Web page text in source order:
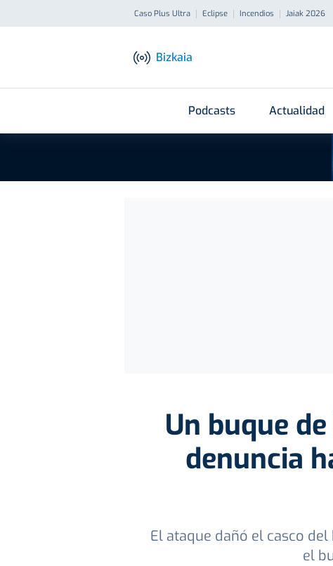
Caso Plus Ultra Eclipse Incendios Jaiak 2026
Bizkaia
Podcasts Actualidad
Un buque
denuncia
El ataque dañó el casco
el